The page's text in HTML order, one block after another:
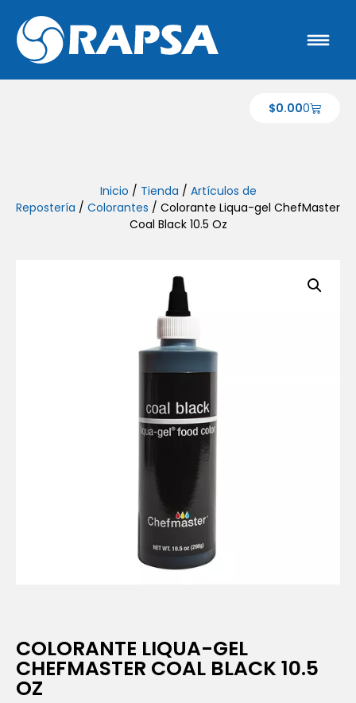
$0.000
Inicio / Tienda / Artículos de
Repostería / Colorantes / Colorante Liqua-gel ChefMaster
Coal Black 10.5 Oz
COLORANTE LIQUA-GEL
CHEFMASTER COAL BLACK 10.5
OZ